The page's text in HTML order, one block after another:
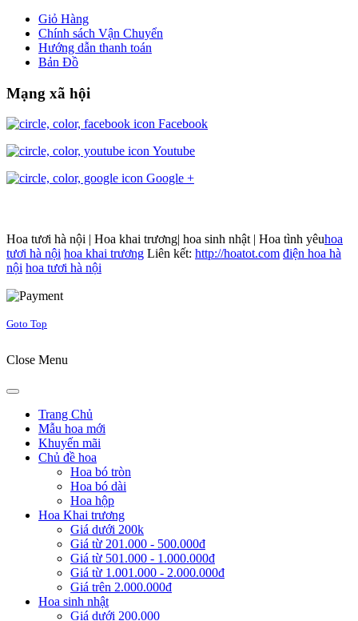
Giỏ Hàng
Chính sách Vận Chuyển
Hướng dẫn thanh toán
Bản Đồ
Mạng xã hội
Facebook
Youtube
Google +
Hoa tươi hà nội | Hoa khai trương| hoa sinh nhật | Hoa tình yêuhoa
tươi hà nội hoa khai trương Liên kết: http://hoatot.com điện hoa hà
nội hoa tươi hà nội
Goto Top
Close Menu
Trang Chủ
Mẫu hoa mới
Khuyến mãi
Chủ đề hoa
Hoa bó tròn
Hoa bó dài
Hoa hộp
Hoa Khai trương
Giá dưới 200k
Giá từ 201.000 - 500.000đ
Giá từ 501.000 - 1.000.000đ
Giá từ 1.001.000 - 2.000.000đ
Giá trên 2.000.000đ
Hoa sinh nhật
Giá dưới 200.000